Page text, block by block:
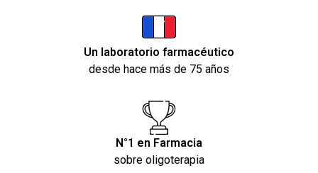
Un laboratorio farmacéutico
desde hace más de 75 años
N°1 en Farmacia
sobre oligoterapia